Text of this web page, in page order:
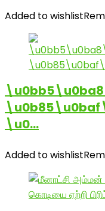
Added to wishlist
\u0…
Added to wishlist